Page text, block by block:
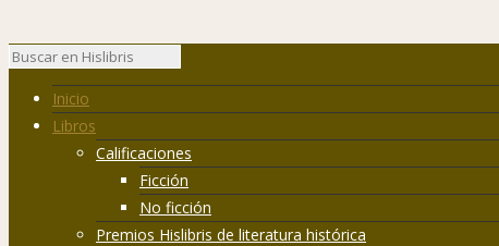
Inicio
Libros
Calificaciones
Ficción
No ficción
Premios Hislibris de literatura histórica